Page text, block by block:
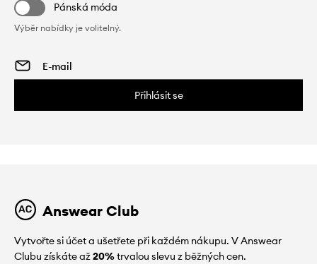
Pánská móda
Výběr nabídky je volitelný.
Přihlásit se
Answear Club
Vytvořte si účet a ušetřete při každém nákupu. V Answear
Clubu získáte až20%trvalou slevu z běžných cen.